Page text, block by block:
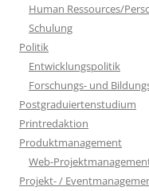
Human Ressources/
Schulung
Politik
Entwicklungspolitik
Forschungs- und
Postgraduiertenstudium
Printredaktion
Produktmanagement
Web-
Projekt- /